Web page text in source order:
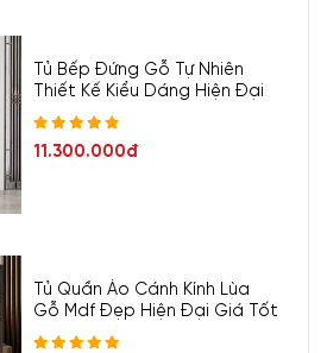
Tủ Bếp Đứng Gỗ Tự Nhiên
Thiết Kế Kiểu Dáng Hiện Đại
11.300.000đ
Tủ Quần Áo Cánh Kính Lùa
Gỗ Mdf Đẹp Hiện Đại Giá Tốt